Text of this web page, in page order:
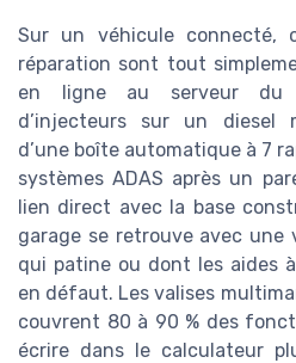
Sur un véhicule connecté,
réparation sont tout
en ligne au serveur du
d’injecteurs sur un diesel
d’une boîte automatique à 7
systèmes ADAS après un
lien direct avec la base
garage se retrouve avec une
qui patine ou dont les aides
en défaut. Les valises
couvrent 80 à 90 % des
écrire dans le calculateur